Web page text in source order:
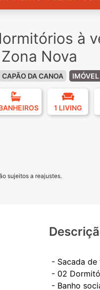
à
Nova
CAPÃO DA CANOA
1 LIVING
sujeitos a reajustes.
- ⁠Sacada de
- 02
- Banho